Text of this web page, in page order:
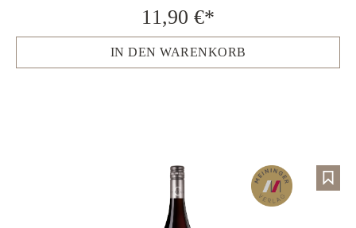
11,90 €*
IN DEN WARENKORB